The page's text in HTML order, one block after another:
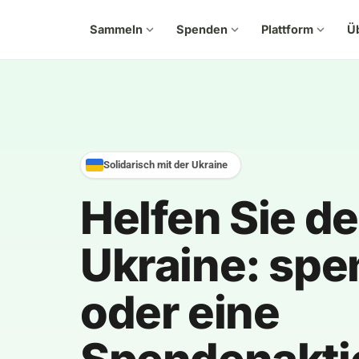
Sammeln expand_more Spenden expand_more Plattform expand_more
Solidarisch mit der Ukraine
Helfen Sie
Ukraine:
oder eine